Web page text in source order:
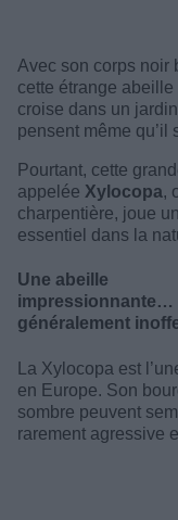
Avec son corps noir
cette étrange abeille
croise dans un
pensent même qu’il
Pourtant, cette
appelée Xylocopa,
charpentière, joue
essentiel dans la
Une abeille
impressionnante…
généralement
La Xylocopa est
en Europe. Son
sombre peuvent
rarement agressive